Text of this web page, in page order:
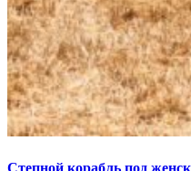
Степной корабль под